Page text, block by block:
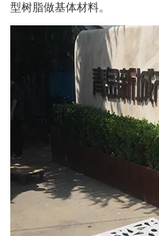
型树脂做基体材料。